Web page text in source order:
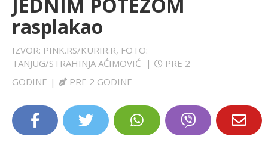
LIFESTYLE
rasplakao
IZVOR: PINK.RS/KURIR.R, FOTO:
TANJUG/STRAHINJA AĆIMOVIĆ
|
PRE 2
GODINE | PRE 2 GODINE